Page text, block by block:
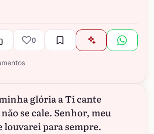
0
glória a Ti cante
se cale. Senhor, meu
louvarei para sempre.